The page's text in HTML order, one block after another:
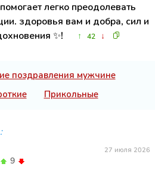
легко преодолевать
здоровья вам и добра, сил и
✨!
↑ 42 ↓
поздравления мужчине
Прикольные
9
27 июля 2026